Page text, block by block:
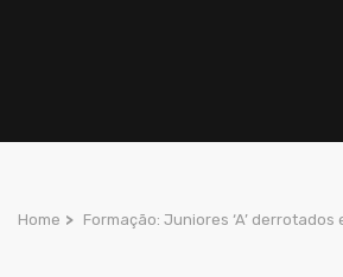
Home > Formação: Juniores ‘A’ derrotados